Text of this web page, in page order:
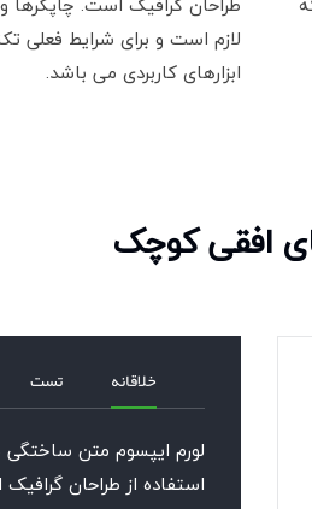
لازم است و برای شرایط فعلی
ابزارهای کاربردی می باشد.
افقی کوچک
خلاقانه تست
لورم ایپسوم متن
استفاده از طراحان